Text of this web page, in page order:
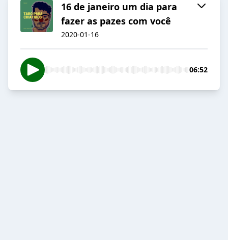
16 de janeiro um dia para
fazer as pazes com você
2020-01-16
06:52